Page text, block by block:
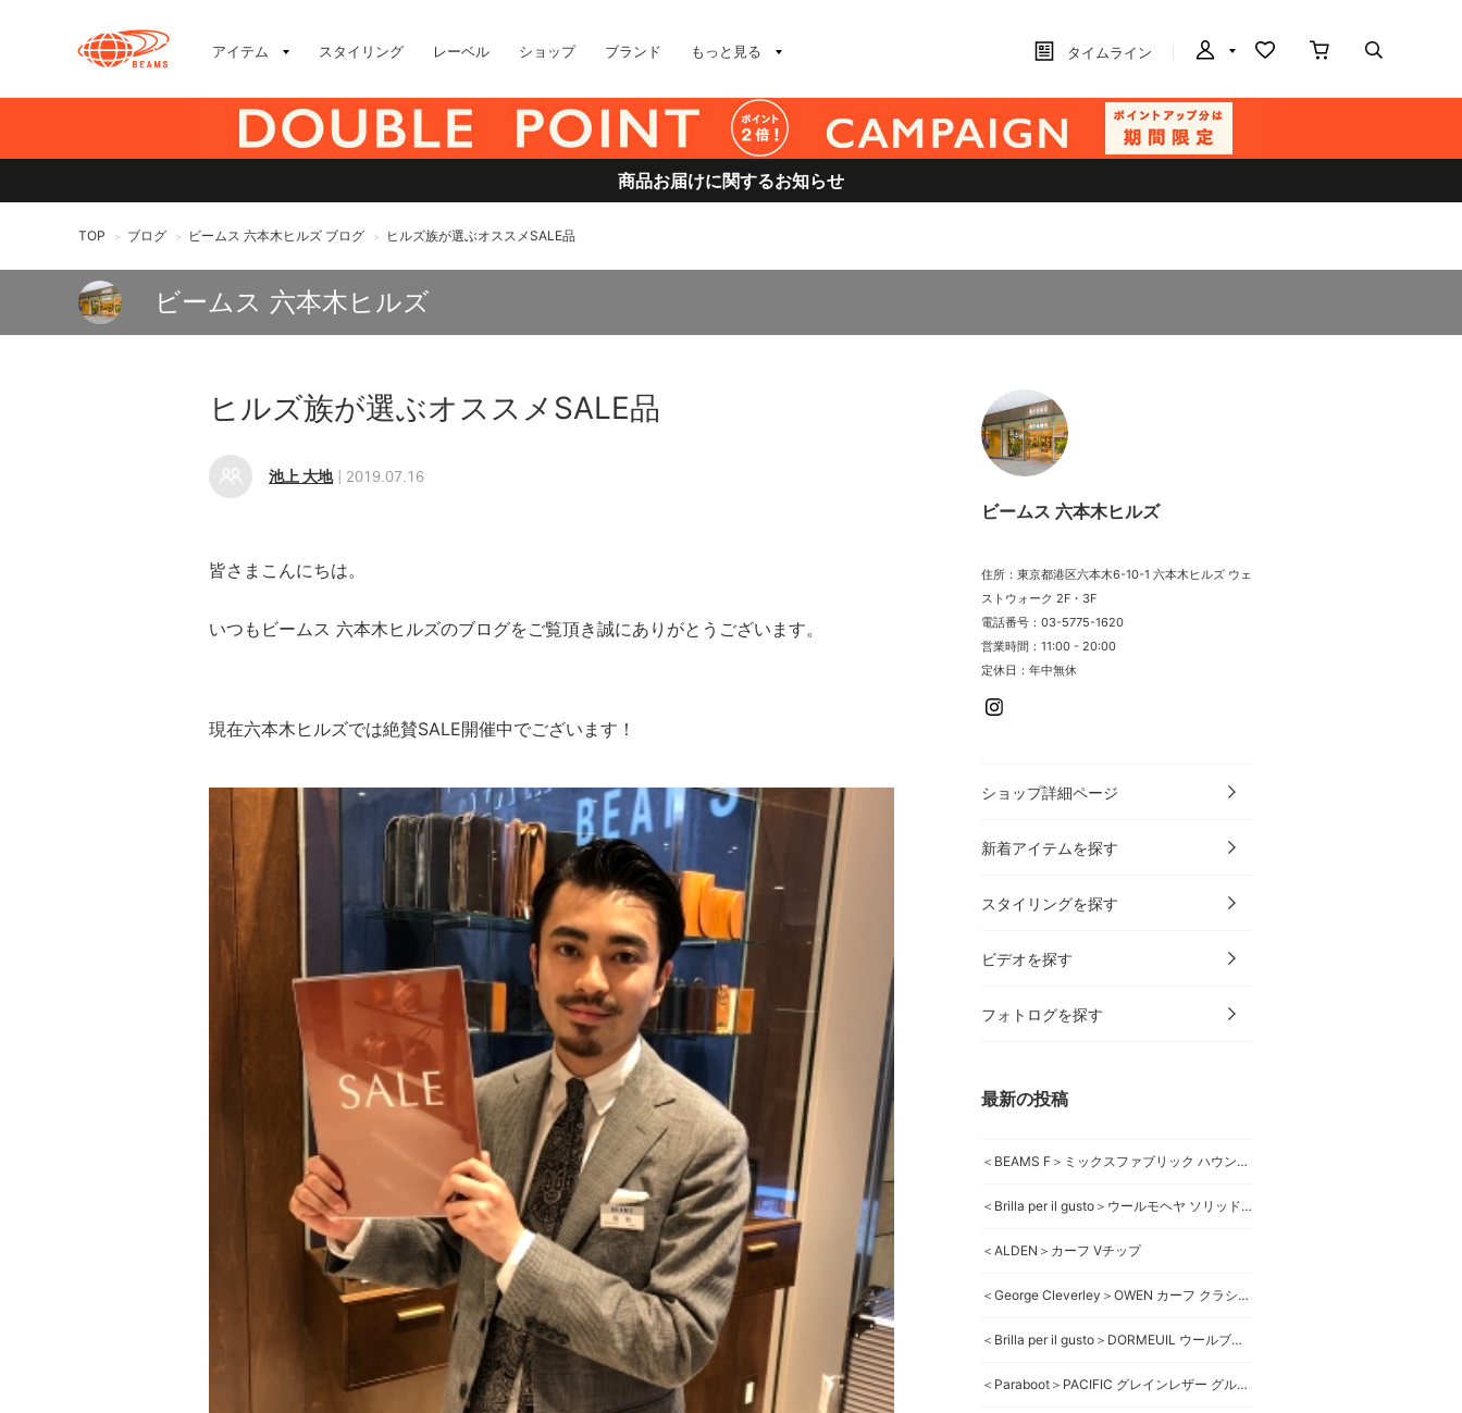
アイテム スタイリング レーベル ショップ ブランド もっと見る タイムライン
商品お届けに関するお知らせ
TOP > ブログ > ビームス 六本木ヒルズ ブログ > ヒルズ族が選ぶオススメSALE品
ビームス 六本木ヒルズ
ヒルズ族が選ぶオススメSALE品
池上 大地 2019.07.16
皆さまこんにちは。
いつもビームス 六本木ヒルズのブログをご覧頂き誠にありがとうございます。
現在六本木ヒルズでは絶賛SALE開催中でございます！
ビームス 六本木ヒルズ
住所：東京都港区六本木6-10-1 六本木ヒルズ ウェ
ストウォーク 2F・3F
電話番号：03-5775-1620
営業時間：11:00 - 20:00
定休日：年中無休
ショップ詳細ページ
新着アイテムを探す
スタイリングを探す
ビデオを探す
フォトログを探す
最新の投稿
＜BEAMS F＞ミックスファブリック ハウンドトゥースジャケット
＜Brilla per il gusto＞ウールモヘヤ ソリッドスーツ
＜ALDEN＞カーフ Vチップ
＜George Cleverley＞OWEN カーフ クラシックローファー
＜Brilla per il gusto＞DORMEUIL ウールブラウンスーツ
＜Paraboot＞PACIFIC グレインレザー グルカサンダル